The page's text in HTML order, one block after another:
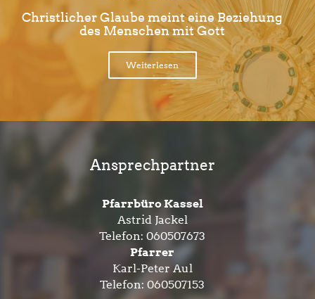
Christlicher Glaube meint eine Beziehung
des Menschen mit Gott
Weiterlesen
Ansprechpartner
Pfarrbüro Kassel
Astrid Jackel
Telefon: 060507673
Pfarrer
Karl-Peter Aul
Telefon: 060507153